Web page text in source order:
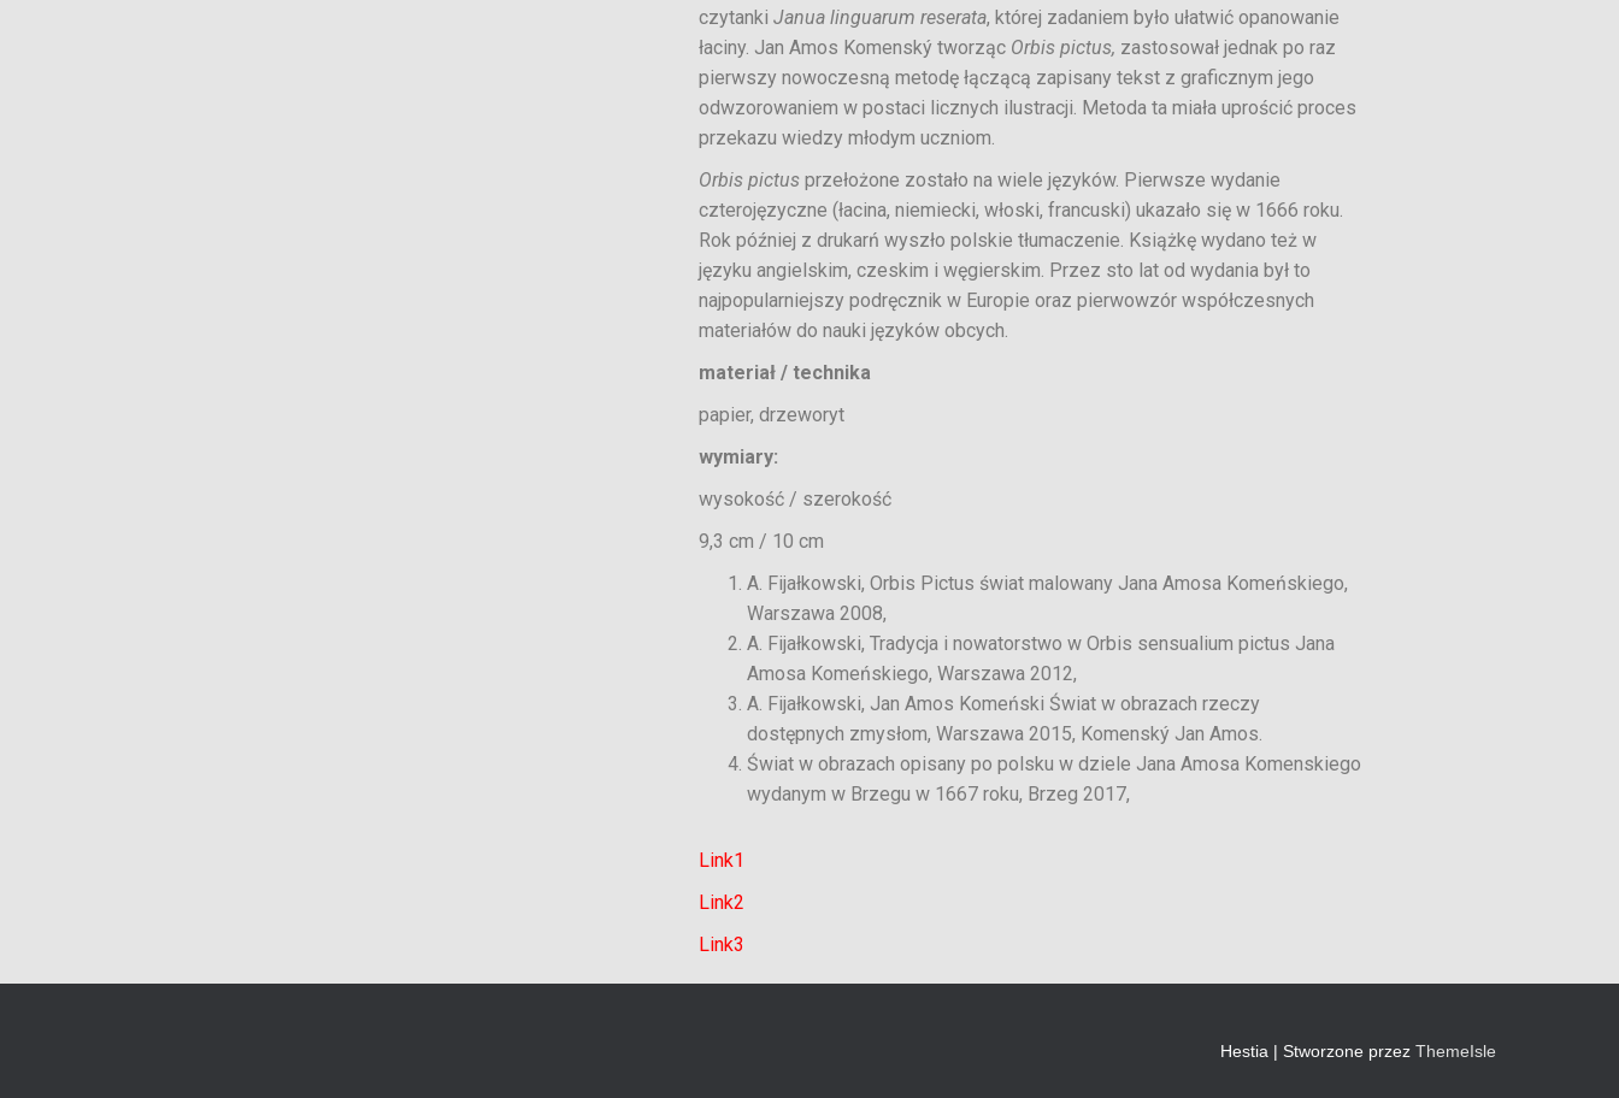
czytanki Janua linguarum reserata, której zadaniem było ułatwić opanowanie
łaciny. Jan Amos Komenský tworząc Orbis pictus, zastosował jednak po raz
pierwszy nowoczesną metodę łączącą zapisany tekst z graficznym jego
odwzorowaniem w postaci licznych ilustracji. Metoda ta miała uprościć proces
przekazu wiedzy młodym uczniom.
Orbis pictus przełożone zostało na wiele języków. Pierwsze wydanie
czterojęzyczne (łacina, niemiecki, włoski, francuski) ukazało się w 1666 roku.
Rok później z drukarń wyszło polskie tłumaczenie. Książkę wydano też w
języku angielskim, czeskim i węgierskim. Przez sto lat od wydania był to
najpopularniejszy podręcznik w Europie oraz pierwowzór współczesnych
materiałów do nauki języków obcych.
materiał / technika
papier, drzeworyt
wymiary:
wysokość / szerokość
9,3 cm / 10 cm
A. Fijałkowski, Orbis Pictus świat malowany Jana Amosa Komeńskiego,
Warszawa 2008,
A. Fijałkowski, Tradycja i nowatorstwo w Orbis sensualium pictus Jana
Amosa Komeńskiego, Warszawa 2012,
A. Fijałkowski, Jan Amos Komeński Świat w obrazach rzeczy
dostępnych zmysłom, Warszawa 2015, Komenský Jan Amos.
Świat w obrazach opisany po polsku w dziele Jana Amosa Komenskiego
wydanym w Brzegu w 1667 roku, Brzeg 2017,
Link1
Link2
Link3
Hestia | Stworzone przez ThemeIsle